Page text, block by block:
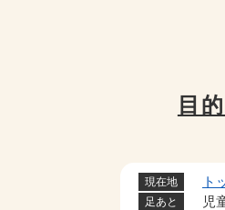
目
現在地 ト
足あと 児